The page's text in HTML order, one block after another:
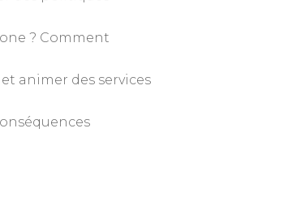
? Comment
animer des services